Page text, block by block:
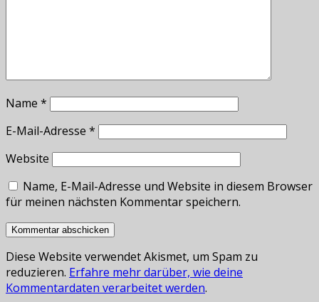
Name *
E-Mail-Adresse *
Website
Name, E-Mail-Adresse und Website in diesem Browser
für meinen nächsten Kommentar speichern.
Diese Website verwendet Akismet, um Spam zu
reduzieren. Erfahre mehr darüber, wie deine
Kommentardaten verarbeitet werden.